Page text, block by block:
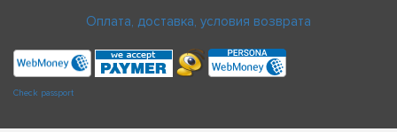
Оплата, доставка, условия возврата
Check passport